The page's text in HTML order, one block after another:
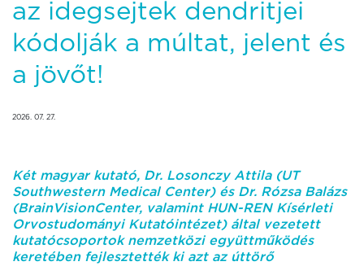
az idegsejtek dendritjei
kódolják a múltat, jelent és
a jövőt!
2026. 07. 27.
Két magyar kutató, Dr. Losonczy Attila (UT
Southwestern Medical Center) és Dr. Rózsa Balázs
(BrainVisionCenter, valamint HUN-REN Kísérleti
Orvostudományi Kutatóintézet) által vezetett
kutatócsoportok nemzetközi együttműködés
keretében fejlesztették ki azt az úttörő